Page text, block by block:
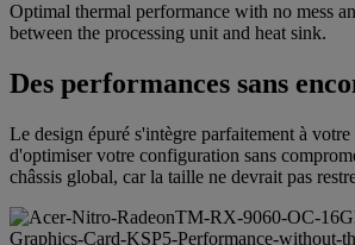
Optimal thermal performance with no mess
between the processing unit and heat sink.
Des performances sans
Le design épuré s'intègre parfaitement à votre
d'optimiser votre configuration sans
châssis global, car la taille ne devrait pas